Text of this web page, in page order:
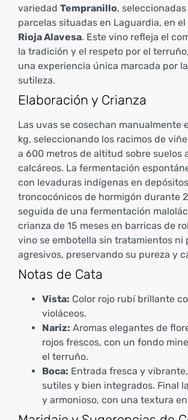
variedad Tempranillo,
parcelas situadas en Laguardia, en el
Rioja Alavesa. Este vino refleja el
la tradición y el respeto por el
una experiencia única marcada por
sutileza.
Elaboración y Crianza
Las uvas se cosechan manualmente
kg, seleccionando los racimos de
a 600 metros de altitud sobre suelos
calcáreos. La fermentación
con levaduras indígenas en depósitos
troncocónicos de hormigón durante
seguida de una fermentación
crianza de 15 meses en barricas de
vino se embotella sin tratamientos ni
agresivos, preservando su pureza y
Notas de Cata
Vista: Color rojo rubí brillante
violáceos.
Nariz: Aromas elegantes de
rojos frescos, con un fondo
el terruño.
Boca: Entrada fresca y
sutiles y bien integrados. Final
y armonioso, con una textura